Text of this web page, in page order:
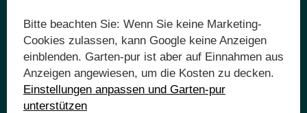
Bitte beachten Sie: Wenn Sie keine Marketing-
Cookies zulassen, kann Google keine Anzeigen
einblenden. Garten-pur ist aber auf Einnahmen aus
Anzeigen angewiesen, um die Kosten zu decken.
Einstellungen anpassen und Garten-pur
unterstützen